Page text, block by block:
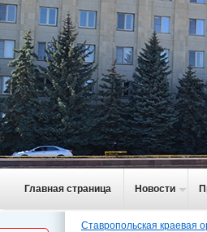
Главная страница Новости
Ставропольская краевая